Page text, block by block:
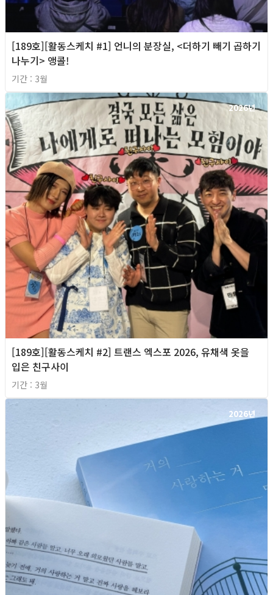
[189호][활동스케치 #1] 언니의 분장실, <더하기 빼기 곱하기
나누기> 앵콜!
기간 : 3월
2026년
[189호][활동스케치 #2] 트랜스 엑스포 2026, 유채색 옷을
입은 친구사이
기간 : 3월
2026년